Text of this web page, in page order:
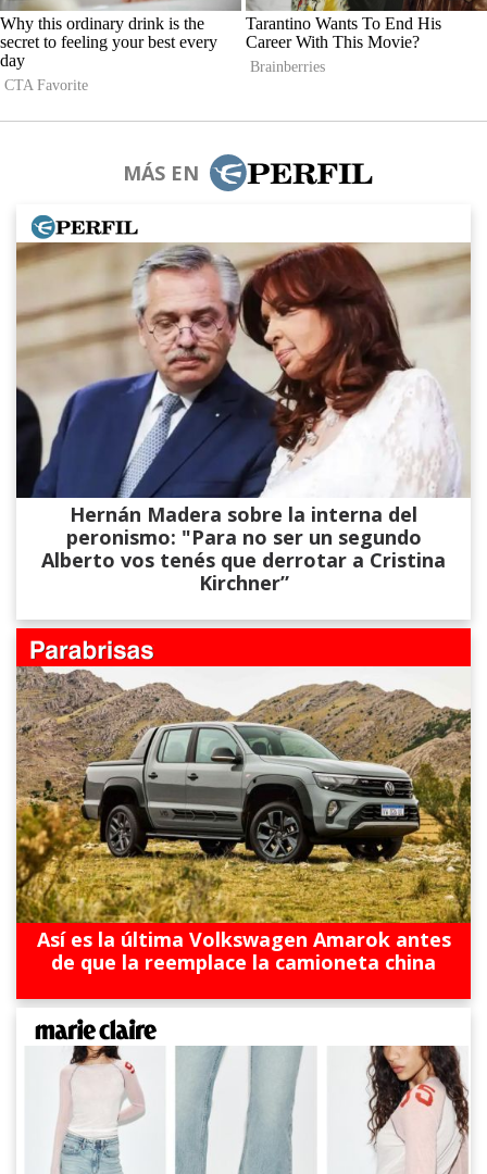
MÁS EN
Hernán Madera sobre la interna del
peronismo: "Para no ser un segundo
Alberto vos tenés que derrotar a Cristina
Kirchner”
Así es la última Volkswagen Amarok antes
de que la reemplace la camioneta china